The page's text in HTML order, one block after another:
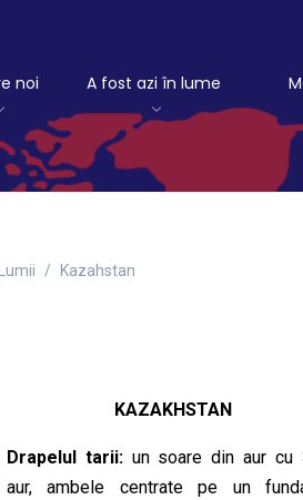
noi A fost azi în lume
Kazahstan
KAZAKHSTAN
Drapelul tarii: un soare din aur cu
aur, ambele centrate pe un